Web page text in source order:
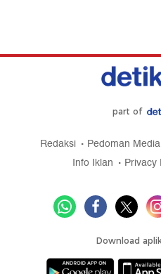
part of
Redaksi Pedoman
Info Iklan
Privacy
Download